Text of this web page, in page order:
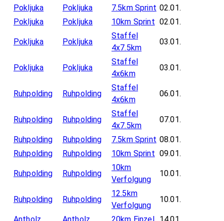
Pokljuka Pokljuka 7.5km Sprint 02.01.
Pokljuka
Pokljuka 10km Sprint 02.01.
Pokljuka Pokljuka
Staffel
4x7.5km
03.01.
Pokljuka Pokljuka
Staffel
4x6km
03.01.
Ruhpolding Ruhpolding
Staffel
4x6km
06.01.
Ruhpolding Ruhpolding
Staffel
4x7.5km
07.01.
Ruhpolding Ruhpolding 7.5km Sprint 08.01.
Ruhpolding
Ruhpolding 10km Sprint 09.01.
Ruhpolding Ruhpolding
10km
Verfolgung
10.01.
Ruhpolding Ruhpolding
12.5km
Verfolgung
10.01.